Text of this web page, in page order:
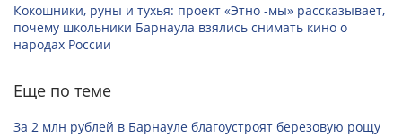
Кокошники, руны и тухья: проект «Этно -мы» рассказывает,
почему школьники Барнаула взялись снимать кино о
народах России
Еще по теме
За 2 млн рублей в Барнауле благоустроят березовую рощу